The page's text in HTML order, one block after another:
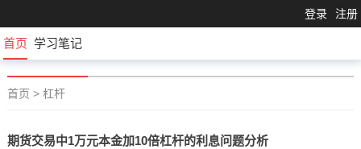
登录 注册
首页 学习笔记
首页 > 杠杆
期货交易中1万元本金加10倍杠杆的利息问题分析